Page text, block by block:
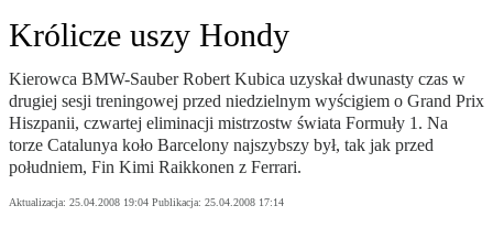
Królicze uszy Hondy
Kierowca BMW-Sauber Robert Kubica uzyskał dwunasty czas w
drugiej sesji treningowej przed niedzielnym wyścigiem o Grand Prix
Hiszpanii, czwartej eliminacji mistrzostw świata Formuły 1. Na
torze Catalunya koło Barcelony najszybszy był, tak jak przed
południem, Fin Kimi Raikkonen z Ferrari.
Aktualizacja: 25.04.2008 19:04 Publikacja: 25.04.2008 17:14